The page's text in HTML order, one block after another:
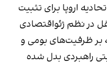
اروپا برای تثبیت
در نظم ژئو‌اقتصادی
بر ظرفیت‌های بومی و
راهبردی بدل شده